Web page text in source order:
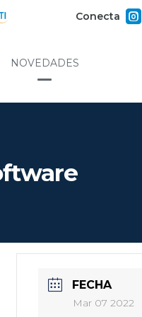
Conecta 
NOVEDADES
FECHA
Mar 07 2022